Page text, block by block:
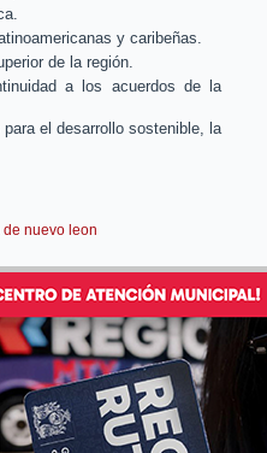
y caribeñas.
de la región.
a los acuerdos de la
el desarrollo sostenible, la
nuevo leon